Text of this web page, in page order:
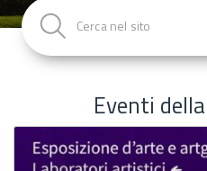
Eventi